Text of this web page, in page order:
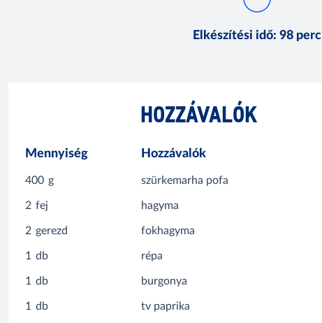
Elkészítési idő:98 perc
HOZZÁVALÓK
Mennyiség Hozzávalók
400 g szürkemarha pofa
2 fej hagyma
2 gerezd fokhagyma
1 db répa
1 db burgonya
1 db tv paprika